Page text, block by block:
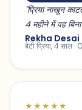
"प्रिया नाखून
4 महीने में वह
Rekha Desai
बेटी प्रिया, 4 साल ·
★★★★★